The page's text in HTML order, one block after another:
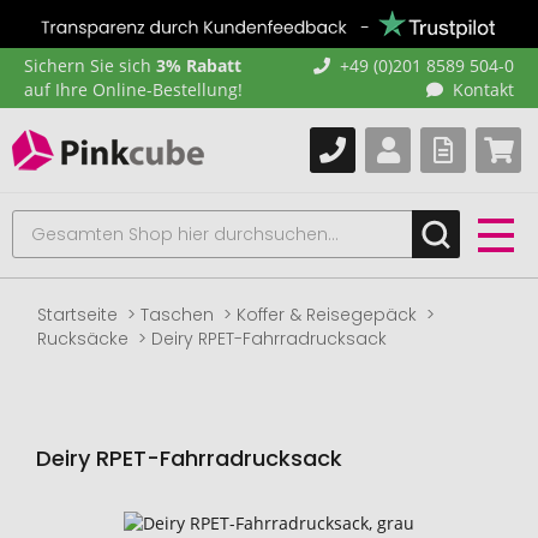
Sichern Sie sich 3% Rabatt
auf Ihre Online-Bestellung!
+49 (0)201 8589 504-0
Kontakt
Startseite Taschen
Koffer & Reisegepäck
Rucksäcke
Deiry RPET-Fahrradrucksack
Deiry RPET-Fahrradrucksack